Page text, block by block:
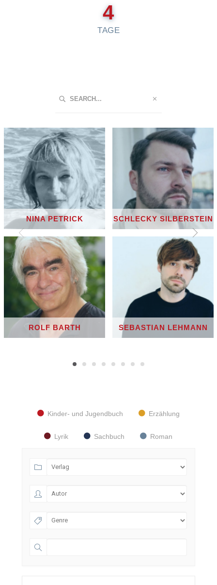
4
TAGE
NINA PETRICK
ROLF BARTH
SCHLECKY SILBERSTEIN
SEBASTIAN LEHMANN
Kinder- und Jugendbuch Erzählung
Lyrik Sachbuch Roman